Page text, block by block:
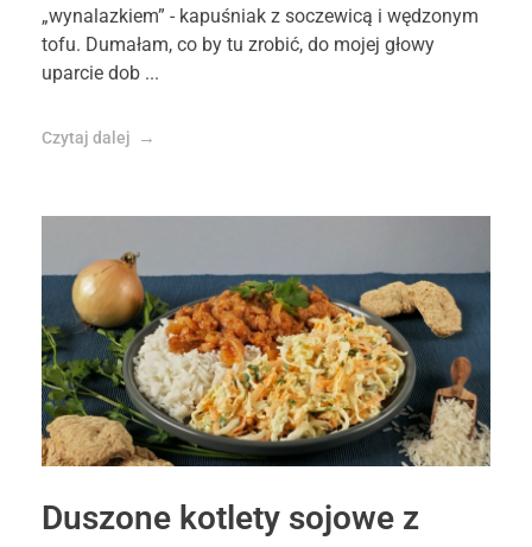
„wynalazkiem” - kapuśniak z soczewicą i wędzonym
tofu. Dumałam, co by tu zrobić, do mojej głowy
uparcie dob ...
Czytaj dalej
Duszone kotlety sojowe z